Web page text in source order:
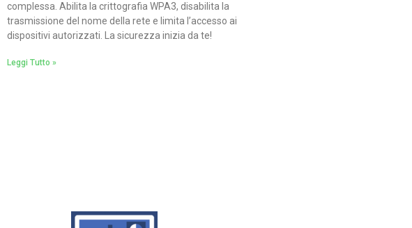
complessa. Abilita la crittografia WPA3, disabilita la
trasmissione del nome della rete e limita l’accesso ai
dispositivi autorizzati. La sicurezza inizia da te!
Leggi Tutto »